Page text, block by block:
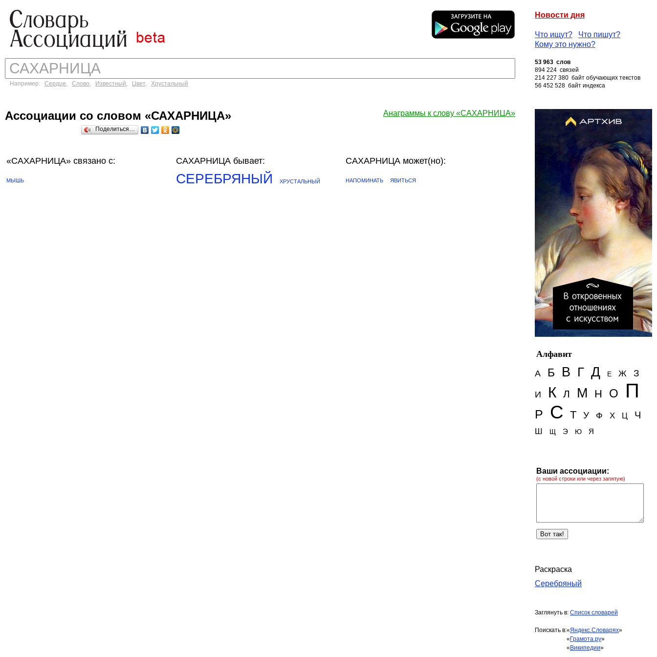
Новости дня
Что ищут?
Что пишут?
Кому это нужно?
Например: Сердце, Слово, Известный, Цвет, Хрустальный
53 963 слов
894 224 связей
214 227 380 байт обучающих текстов
56 452 528 байт индекса
Анаграммы к слову «САХАРНИЦА»
Ассоциации со словом «САХАРНИЦА»
Поделиться…
«САХАРНИЦА» связано с:
МЫШЬ
САХАРНИЦА бывает:
СЕРЕБРЯНЫЙ ХРУСТАЛЬНЫЙ
САХАРНИЦА может(но):
НАПОМИНАТЬ ЯВИТЬСЯ
Алфавит
А
Б В Г Д Е Ж З
И К Л М Н О П
Р С Т У Ф Х Ц Ч
Ш Щ Э Ю Я
Ваши ассоциации:
(с новой строки или через запятую)
Раскраска
Серебряный
Заглянуть в: Список словарей
Поискать в:«Яндекс.Словарях»
« Грамота.ру»
« Википедии»